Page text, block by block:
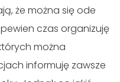
że można się ode
czas organizuję
można
informuję zawsze